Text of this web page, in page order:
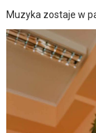
Muzyka zostaje w